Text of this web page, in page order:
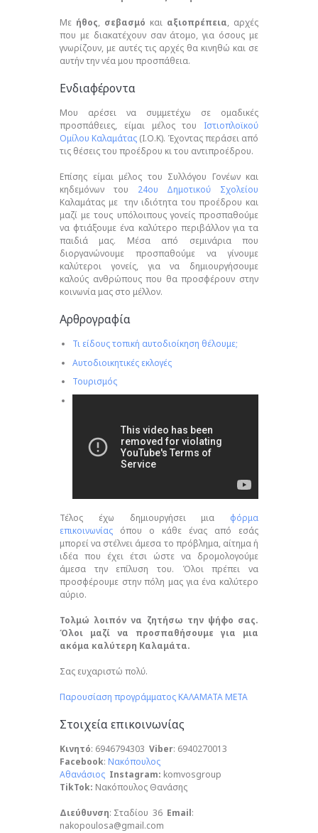
Με ήθος, σεβασμό και αξιοπρέπεια, αρχές
που με διακατέχουν σαν άτομο, για όσους με
γνωρίζουν, με αυτές τις αρχές θα κινηθώ και σε
αυτήν την νέα μου προσπάθεια.
Ενδιαφέροντα
Μου αρέσει να συμμετέχω σε ομαδικές
προσπάθειες, είμαι μέλος του Ιστιοπλοϊκού
Ομίλου Καλαμάτας (Ι.Ο.Κ). Έχοντας περάσει από
τις θέσεις του προέδρου κι του αντιπροέδρου.
Eπίσης είμαι μέλος του Συλλόγου Γονέων και
κηδεμόνων του 24ου Δημοτικού Σχολείου
Καλαμάτας με την ιδιότητα του προέδρου και
μαζί με τους υπόλοιπους γονείς προσπαθούμε
να φτιάξουμε ένα καλύτερο περιβάλλον για τα
παιδιά μας. Mέσα από σεμινάρια που
διοργανώνουμε προσπαθούμε να γίνουμε
καλύτεροι γονείς, για να δημιουργήσουμε
καλούς ανθρώπους που θα προσφέρουν στην
κοινωνία μας στο μέλλον.
Αρθρογραφία
Τι είδους τοπική αυτοδιοίκηση θέλουμε;
Αυτοδιοικητικές εκλογές
Τουρισμός
Τέλος έχω δημιουργήσει μια φόρμα
επικοινωνίας όπου ο κάθε ένας από εσάς
μπορεί να στέλνει άμεσα το πρόβλημα, αίτημα ή
ιδέα που έχει έτσι ώστε να δρομολογούμε
άμεσα την επίλυση του. Όλοι πρέπει να
προσφέρουμε στην πόλη μας για ένα καλύτερο
αύριο.
Τολμώ λοιπόν να ζητήσω την ψήφο σας.
Όλοι μαζί να προσπαθήσουμε για μια
ακόμα καλύτερη Καλαμάτα.
Σας ευχαριστώ πολύ.
Παρουσίαση προγράμματος ΚΑΛΑΜΑΤΑ ΜΕΤΑ
Στοιχεία επικοινωνίας
Κινητό: 6946794303 Viber: 6940270013
Facebook: Νακόπουλος
Αθανάσιος Instagram: komvosgroup
TikTok: Νακόπουλος Θανάσης
Διεύθυνση: Σταδίου 36 Email:
nakopoulosa@gmail.com